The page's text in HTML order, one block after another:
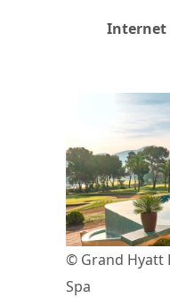
Internet
© Grand Hyatt
Spa